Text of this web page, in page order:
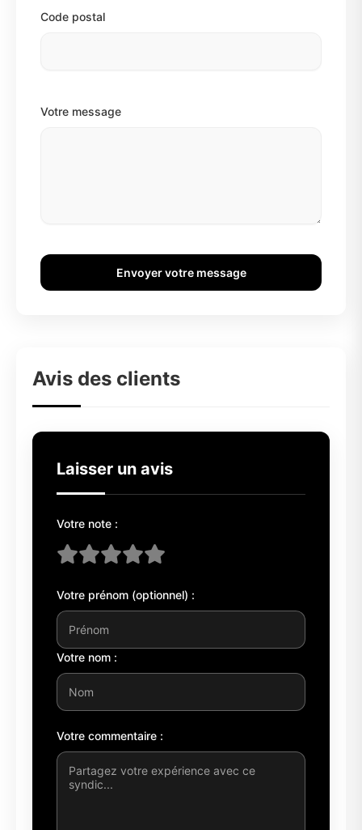
Code postal
Votre message
Envoyer votre message
Avis des clients
Laisser un avis
Votre note :
Votre prénom (optionnel) :
Votre nom :
Votre commentaire :